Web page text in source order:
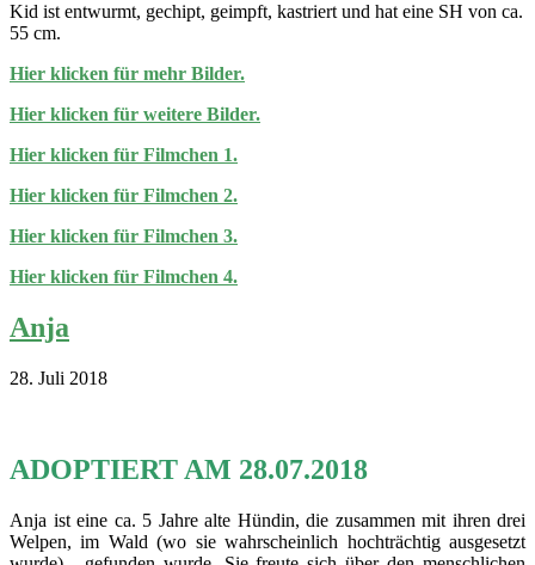
Kid ist entwurmt, gechipt, geimpft, kastriert und hat eine SH von ca.
55 cm.
Hier klicken für mehr Bilder.
Hier klicken für weitere Bilder.
Hier klicken für Filmchen 1.
Hier klicken für Filmchen 2.
Hier klicken für Filmchen 3.
Hier klicken für Filmchen 4.
Anja
28. Juli 2018
ADOPTIERT AM 28.07.2018
Anja ist eine ca. 5 Jahre alte Hündin, die zusammen mit ihren drei
Welpen, im Wald (wo sie wahrscheinlich hochträchtig ausgesetzt